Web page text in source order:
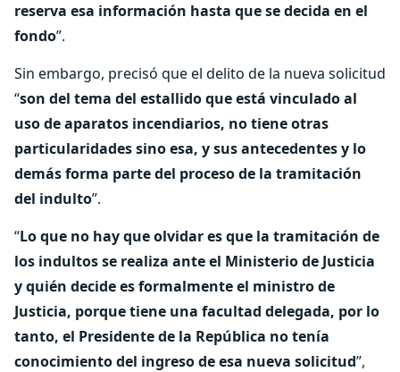
reserva esa información hasta que se decida en el
fondo”.
Sin embargo, precisó que el delito de la nueva solicitud
“son del tema del estallido que está vinculado al
uso de aparatos incendiarios, no tiene otras
particularidades sino esa, y sus antecedentes y lo
demás forma parte del proceso de la tramitación
del indulto”.
“Lo que no hay que olvidar es que la tramitación de
los indultos se realiza ante el Ministerio de Justicia
y quién decide es formalmente el ministro de
Justicia, porque tiene una facultad delegada, por lo
tanto, el Presidente de la República no tenía
conocimiento del ingreso de esa nueva solicitud”,